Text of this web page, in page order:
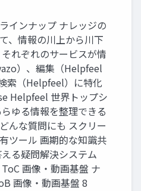
インナップ ナレッジの
、情報の川上から川下
れぞれのサービスが情
）、編集（Helpfeel
索（Helpfeel）に特化
Helpfeel 世界トップシ
ゆる情報を整理できる
んな質問にも スクリー
ツール 画期的な知識共
る疑問解決システム
画像・動画基盤 ナ
画像‧動画基盤 8